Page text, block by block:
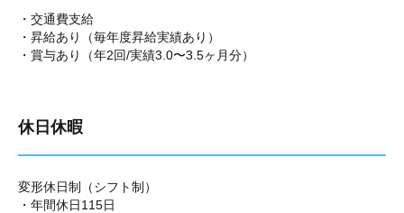
・交通費支給
・昇給あり（毎年度昇給実績あり）
・賞与あり（年2回/実績3.0〜3.5ヶ月分）
休日休暇
変形休日制（シフト制）
・年間休日115日